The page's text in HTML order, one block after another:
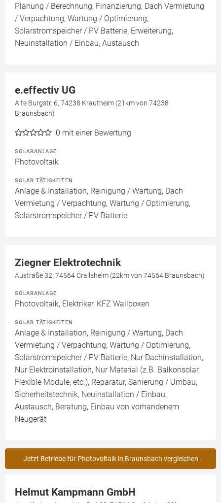
Planung / Berechnung, Finanzierung, Dach Vermietung
/ Verpachtung, Wartung / Optimierung,
Solarstromspeicher / PV Batterie, Erweiterung,
Neuinstallation / Einbau, Austausch
e.effectiv UG
Alte Burgstr. 6, 74238 Krautheim (21km von 74238
Braunsbach)
0 mit einer Bewertung
SOLARANLAGE
Photovoltaik
SOLAR TÄTIGKEITEN
Anlage & Installation, Reinigung / Wartung, Dach
Vermietung / Verpachtung, Wartung / Optimierung,
Solarstromspeicher / PV Batterie
Ziegner Elektrotechnik
Austraße 32, 74564 Crailsheim (22km von 74564 Braunsbach)
SOLARANLAGE
Photovoltaik, Elektriker, KFZ Wallboxen
SOLAR TÄTIGKEITEN
Anlage & Installation, Reinigung / Wartung, Dach
Vermietung / Verpachtung, Wartung / Optimierung,
Solarstromspeicher / PV Batterie, Nur Dachinstallation,
Nur Elektroinstallation, Nur Material (z.B. Balkonsolar,
Flexible Module, etc.), Reparatur, Sanierung / Umbau,
Sicherheitstechnik, Neuinstallation / Einbau,
Austausch, Beratung, Einbau von vorhandenem
Neugerät
Jetzt Betriebe für Photovoltaik in Braunsbach vergleichen
Helmut Kampmann GmbH